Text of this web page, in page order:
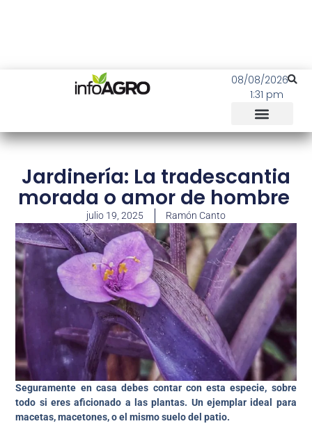
08/08/2026
1:31 pm
Jardinería: La tradescantia
morada o amor de hombre
julio 19, 2025 Ramón Canto
Seguramente en casa debes contar con esta especie, sobre
todo si eres aficionado a las plantas. Un ejemplar ideal para
macetas, macetones, o el mismo suelo del patio.